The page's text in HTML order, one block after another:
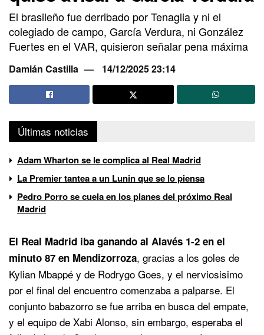
El brasileño fue derribado por Tenaglia y ni el
colegiado de campo, García Verdura, ni González
Fuertes en el VAR, quisieron señalar pena máxima
Damián Castilla 14/12/2025 23:14
Últimas noticias
Adam Wharton se le complica al Real Madrid
La Premier tantea a un Lunin que se lo piensa
Pedro Porro se cuela en los planes del próximo Real
Madrid
El Real Madrid iba ganando al Alavés 1-2 en el
minuto 87 en Mendizorroza, gracias a los goles de
Kylian Mbappé y de Rodrygo Goes, y el nerviosisimo
por el final del encuentro comenzaba a palparse. El
conjunto babazorro se fue arriba en busca del empate,
y el equipo de Xabi Alonso, sin embargo, esperaba el